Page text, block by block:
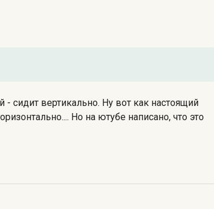
сидит вертикально. Ну вот как настоящий
Но на ютубе написано, что это